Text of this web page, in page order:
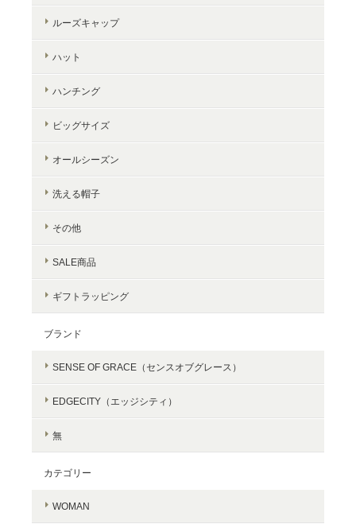
ルーズキャップ
ハット
ハンチング
ビッグサイズ
オールシーズン
洗える帽子
その他
SALE商品
ギフトラッピング
ブランド
SENSE OF GRACE（センスオブグレース）
EDGECITY（エッジシティ）
無
カテゴリー
WOMAN